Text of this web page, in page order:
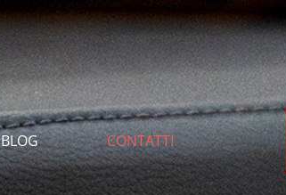
BLOG CONTATTI